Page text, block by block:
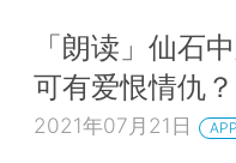
「朗读」仙石
可有爱恨情仇
2021年07月21日